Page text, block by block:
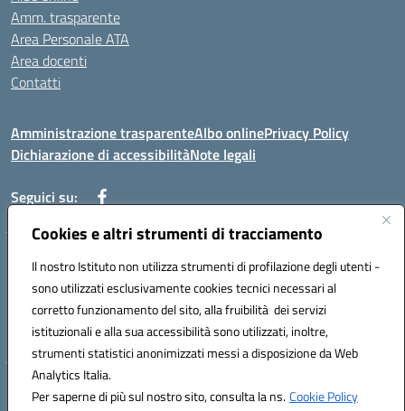
Cookies e altri strumenti di tracciamento
Il nostro Istituto non utilizza strumenti di profilazione degli utenti -
sono utilizzati esclusivamente cookies tecnici necessari al
corretto funzionamento del sito, alla fruibilità dei servizi
istituzionali e alla sua accessibilità sono utilizzati, inoltre,
strumenti statistici anonimizzati messi a disposizione da Web
Analytics Italia.
Per saperne di più sul nostro sito, consulta la ns.Cookie Policy
Amm. trasparente
Area Personale ATA
Area docenti
Contatti
Amministrazione trasparenteAlbo onlinePrivacy Policy
Dichiarazione di accessibilitàNote legali
Seguici su:
Indirizzo: VIA BRECCIAME, 46 - 81024 MADDALONI (CE)
Mail: CEIC8AU001@istruzione.it - Pec: CEIC8AU001@pec.istruzione.it -
Telefono: 0823408721
Meccanografico: CEIC8AU001
Codice fiscale: 93086080616
Hosting & Powered by 3D Solution S.r.l.